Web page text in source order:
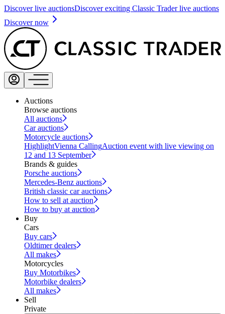
Discover live auctionsDiscover exciting Classic Trader live auctions
Discover now
Auctions
Browse auctions
All auctions
Car auctions
Motorcycle auctions
HighlightVienna CallingAuction event with live viewing on
12 and 13 September
Brands & guides
Porsche auctions
Mercedes-Benz auctions
British classic car auctions
How to sell at auction
How to buy at auction
Buy
Cars
Buy cars
Oldtimer dealers
All makes
Motorcycles
Buy Motorbikes
Motorbike dealers
All makes
Sell
Private